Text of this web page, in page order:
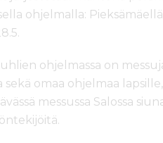
ohjelmalla:
ohjelmassa on
sekä omaa ohjelmaa
messussa Salossa